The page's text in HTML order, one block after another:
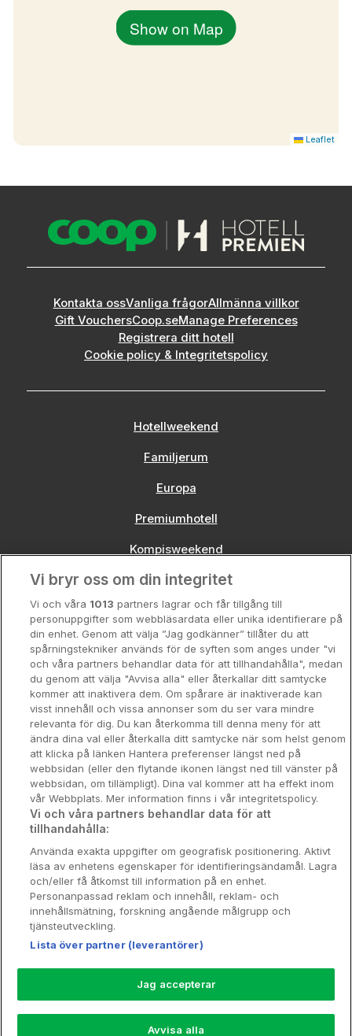
Show on Map
Leaflet
Kontakta ossVanliga frågorAllmänna villkor
Gift VouchersCoop.seManage Preferences
Registrera ditt hotell
Cookie policy & Integritetspolicy
Hotellweekend
Familjerum
Europa
Premiumhotell
Kompisweekend
Storstadsweekend
Hotellrum under 995 kr
Spahotell
Sydsverige
Om Hotellpremien
Nya hotell
Stadsweekend
Booking Enquiries:
Hotellsupport:scandinavian@digibreaks.com
Hotellpremien.se av en del av Coop
Sverige. Coop Sverige 171 88 Solna,
Telefon: 010-742 00 00, Org.nr: 556710-
Läs mer om Coops Partnererbjudande:
www.coop.se/medlem/partnererbjudande
Vi bryr oss om din integritet
Vi och våra 1013 partners lagrar och får tillgång till
personuppgifter som webbläsardata eller unika identifierare på
din enhet. Genom att välja ”Jag godkänner” tillåter du att
spårningstekniker används för de syften som anges under "vi
och våra partners behandlar data för att tillhandahålla", medan
du genom att välja "Avvisa alla" eller återkallar ditt samtycke
kommer att inaktivera dem. Om spårare är inaktiverade kan
visst innehåll och vissa annonser som du ser vara mindre
relevanta för dig. Du kan återkomma till denna meny för att
ändra dina val eller återkalla ditt samtycke när som helst genom
att klicka på länken Hantera preferenser längst ned på
webbsidan (eller den flytande ikonen längst ned till vänster på
webbsidan, om tillämpligt). Dina val kommer att ha effekt inom
vår Webbplats. Mer information finns i vår integritetspolicy.
Vi och våra partners behandlar data för att
tillhandahålla:
Använda exakta uppgifter om geografisk positionering. Aktivt
läsa av enhetens egenskaper för identifieringsändamål. Lagra
och/eller få åtkomst till information på en enhet.
Personanpassad reklam och innehåll, reklam- och
innehållsmätning, forskning angående målgrupp och
tjänsteutveckling.
Lista över partner (leverantörer)
Jag accepterar
Avvisa alla